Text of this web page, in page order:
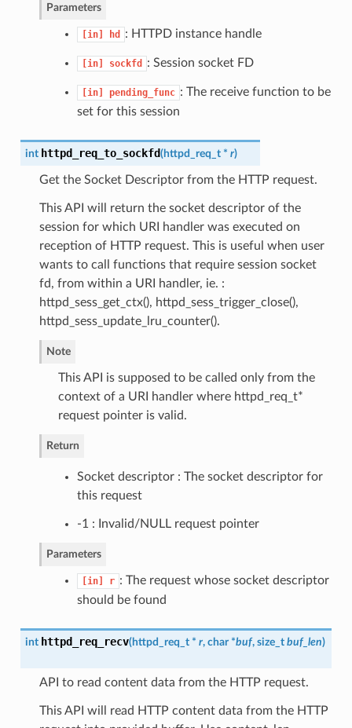
Parameters
[in] hd : HTTPD instance handle
[in] sockfd : Session socket FD
[in] pending_func : The receive function to be
set for this session
int httpd_req_to_sockfd(httpd_req_t* r)
Get the Socket Descriptor from the HTTP request.
This API will return the socket descriptor of the
session for which URI handler was executed on
reception of HTTP request. This is useful when user
wants to call functions that require session socket
fd, from within a URI handler, ie. :
httpd_sess_get_ctx(), httpd_sess_trigger_close(),
httpd_sess_update_lru_counter().
Note
This API is supposed to be called only from the
context of a URI handler where httpd_req_t*
request pointer is valid.
Return
Socket descriptor : The socket descriptor for
this request
-1 : Invalid/NULL request pointer
Parameters
[in] r : The request whose socket descriptor
should be found
int httpd_req_recv(httpd_req_t* r, char *buf, size_t buf_len)
API to read content data from the HTTP request.
This API will read HTTP content data from the HTTP